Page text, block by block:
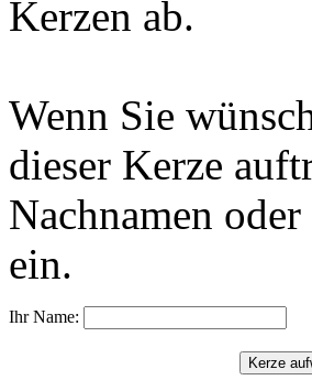
Kerzen ab.
Wenn Sie
dieser Kerze
Nachnamen
ein.
Ihr Name: